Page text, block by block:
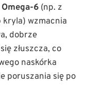
6 (np. z
kryla) wzmacnia
dobrze
złuszcza, co
naskórka
poruszania się po